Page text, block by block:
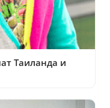
Таиланда и